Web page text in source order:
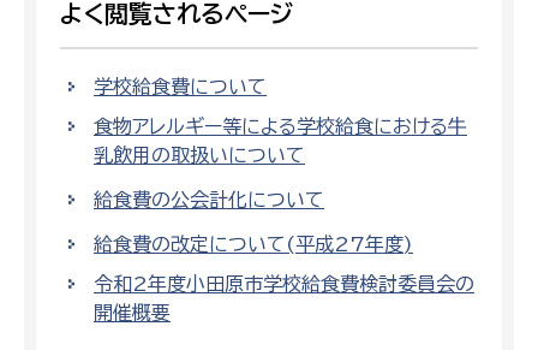
よく閲覧されるページ
学校給食費について
食物アレルギー等による学校給食における牛
乳飲用の取扱いについて
給食費の公会計化について
給食費の改定について(平成27年度)
令和2年度小田原市学校給食費検討委員会の
開催概要